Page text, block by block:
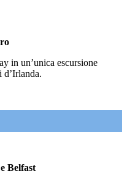
in un’unica escursione
d’Irlanda.
Belfast